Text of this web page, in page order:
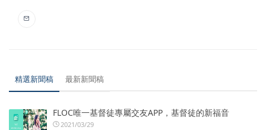
精選新聞稿 最新新聞稿
FLOC唯一基督徒專屬交友APP，基督徒的新福音
2021/03/29